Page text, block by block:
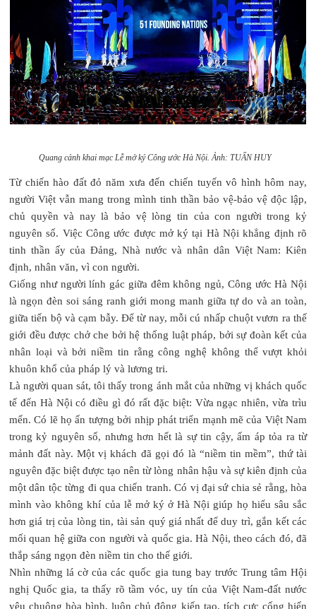
Quang cảnh khai mạc Lễ mở ký Công ước Hà Nội. Ảnh: TUẤN HUY
Từ chiến hào đất đỏ năm xưa đến chiến tuyến vô hình hôm nay,
người Việt vẫn mang trong mình tinh thần bảo vệ-bảo vệ độc lập,
chủ quyền và nay là bảo vệ lòng tin của con người trong kỷ
nguyên số. Việc Công ước được mở ký tại Hà Nội khẳng định rõ
tinh thần ấy của Đảng, Nhà nước và nhân dân Việt Nam: Kiên
định, nhân văn, vì con người.
Giống như người lính gác giữa đêm không ngủ, Công ước Hà Nội
là ngọn đèn soi sáng ranh giới mong manh giữa tự do và an toàn,
giữa tiến bộ và cạm bẫy. Để từ nay, mỗi cú nhấp chuột vươn ra thế
giới đều được chở che bởi hệ thống luật pháp, bởi sự đoàn kết của
nhân loại và bởi niềm tin rằng công nghệ không thể vượt khỏi
khuôn khổ của pháp lý và lương tri.
Là người quan sát, tôi thấy trong ánh mắt của những vị khách quốc
tế đến Hà Nội có điều gì đó rất đặc biệt: Vừa ngạc nhiên, vừa trìu
mến. Có lẽ họ ấn tượng bởi nhịp phát triển mạnh mẽ của Việt Nam
trong kỷ nguyên số, nhưng hơn hết là sự tin cậy, ấm áp tỏa ra từ
mảnh đất này. Một vị khách đã gọi đó là “niềm tin mềm”, thứ tài
nguyên đặc biệt được tạo nên từ lòng nhân hậu và sự kiên định của
một dân tộc từng đi qua chiến tranh. Có vị đại sứ chia sẻ rằng, hòa
mình vào không khí của lễ mở ký ở Hà Nội giúp họ hiểu sâu sắc
hơn giá trị của lòng tin, tài sản quý giá nhất để duy trì, gắn kết các
mối quan hệ giữa con người và quốc gia. Hà Nội, theo cách đó, đã
thắp sáng ngọn đèn niềm tin cho thế giới.
Nhìn những lá cờ của các quốc gia tung bay trước Trung tâm Hội
nghị Quốc gia, ta thấy rõ tầm vóc, uy tín của Việt Nam-đất nước
yêu chuộng hòa bình, luôn chủ động kiến tạo, tích cực cống hiến